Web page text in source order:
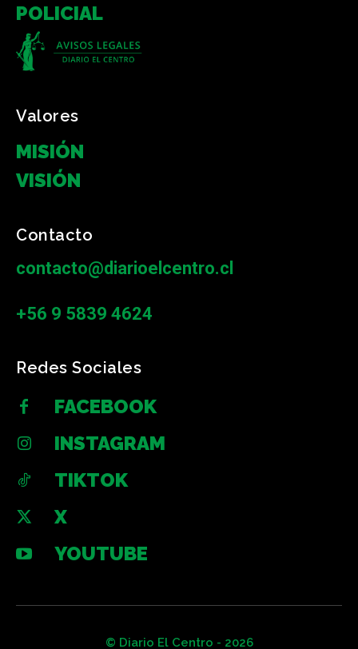
POLICIAL
Valores
MISIÓN
VISIÓN
Contacto
contacto@diarioelcentro.cl
+56 9 5839 4624
Redes Sociales
FACEBOOK
INSTAGRAM
TIKTOK
X
YOUTUBE
© Diario El Centro - 2026